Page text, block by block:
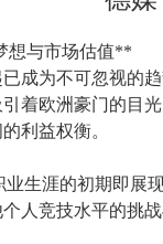
想与市场估值**
成为不可忽视的
着欧洲豪门的目
利益权衡。
业生涯的初期即
人竞技水平的挑